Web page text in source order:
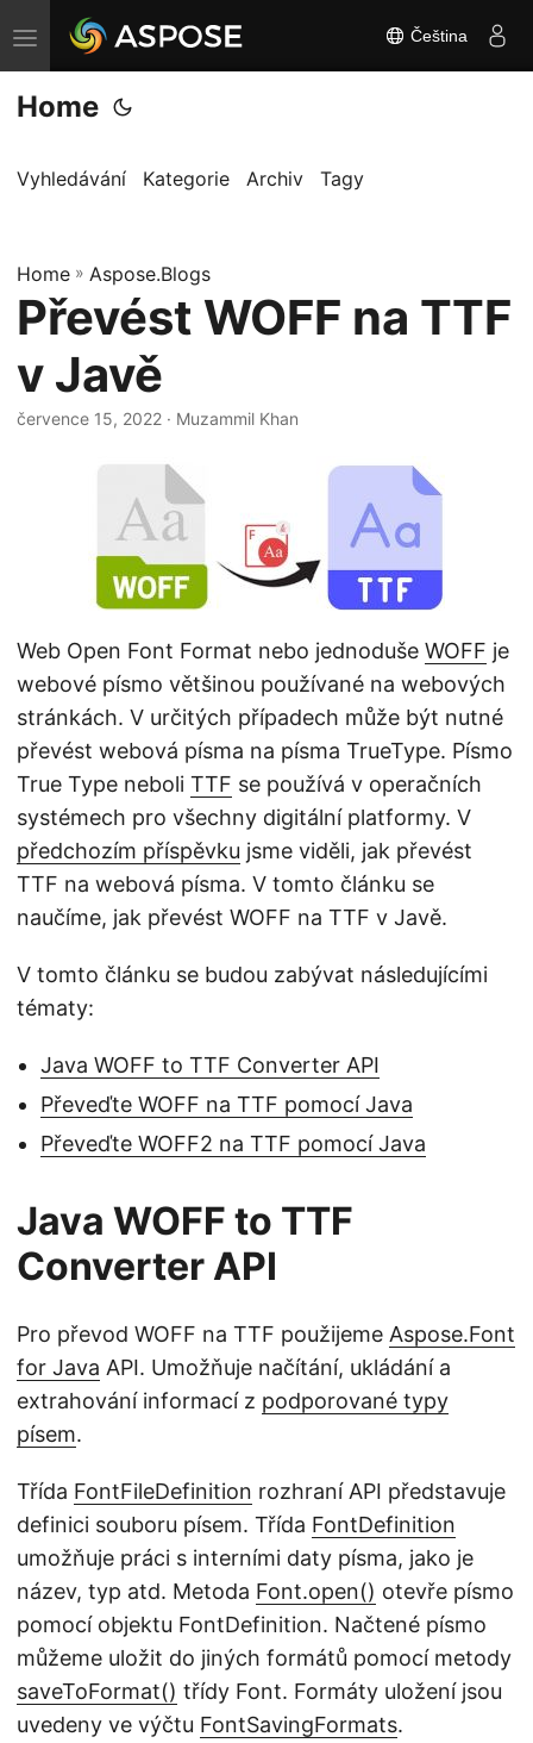
P
ř
e
n
t
n
a
v
Čeština
Home
Vyhledávání Kategorie Archiv Tagy
Home » Aspose.Blogs
Převést WOFF na TTF
v Javě
července 15, 2022 · Muzammil Khan
Web Open Font Format nebo jednoduše WOFF je
webové písmo většinou používané na webových
stránkách. V určitých případech může být nutné
převést webová písma na písma TrueType. Písmo
True Type neboli TTF se používá v operačních
systémech pro všechny digitální platformy. V
předchozím příspěvku jsme viděli, jak převést
TTF na webová písma. V tomto článku se
naučíme, jak převést WOFF na TTF v Javě.
V tomto článku se budou zabývat následujícími
tématy:
Java WOFF to TTF Converter API
Převeďte WOFF na TTF pomocí Java
Převeďte WOFF2 na TTF pomocí Java
Java WOFF to TTF
Converter API
Pro převod WOFF na TTF použijeme Aspose.Font
for Java API. Umožňuje načítání, ukládání a
extrahování informací z podporované typy
písem.
Třída FontFileDefinition rozhraní API představuje
definici souboru písem. Třída FontDefinition
umožňuje práci s interními daty písma, jako je
název, typ atd. Metoda Font.open() otevře písmo
pomocí objektu FontDefinition. Načtené písmo
můžeme uložit do jiných formátů pomocí metody
saveToFormat() třídy Font. Formáty uložení jsou
uvedeny ve výčtu FontSavingFormats.